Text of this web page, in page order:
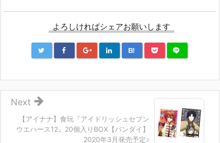
よろしければシェアお願いします
B!
【アイナナ】食玩『アイドリッシュセブン
ウエハース12』20個入りBOX【バンダイ】
2020年3月発売予定♪
Next